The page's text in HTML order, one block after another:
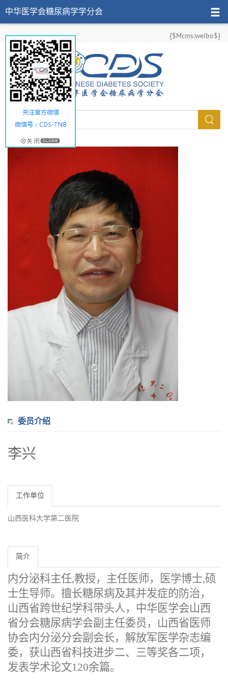
{$Mcms:weibo$}
中华医学会糖尿病学学分会
委员介绍
李兴
工作单位
山西医科大学第二医院
简介
内分泌科主任,教授，主任医师，医学博士,硕
士生导师。 擅长糖尿病及其并发症的防治，
山西省跨世纪学科带头人，中华医学会山西
省分会糖尿病学会副主任委员，山西省医师
协会内分泌分会副会长，解放军医学杂志编
委，获山西省科技进步二、三等奖各二项，
发表学术论文120余篇。